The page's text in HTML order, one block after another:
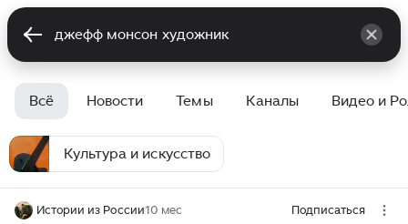
Всё Новости Темы Каналы Видео и
Культура и искусство
Истории из России10 мес Подписаться